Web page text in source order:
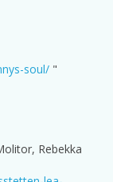
soul/ "
Rebekka